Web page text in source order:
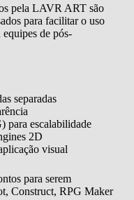
pela LAVR ART são
para facilitar o uso
de pós-
separadas
para escalabilidade
2D
visual
para serem
Construct, RPG Maker